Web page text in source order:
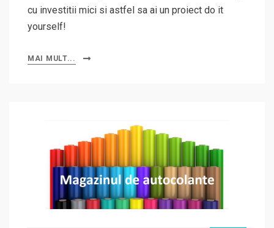
cu investitii mici si astfel sa ai un proiect do it
yourself!
MAI MULT...